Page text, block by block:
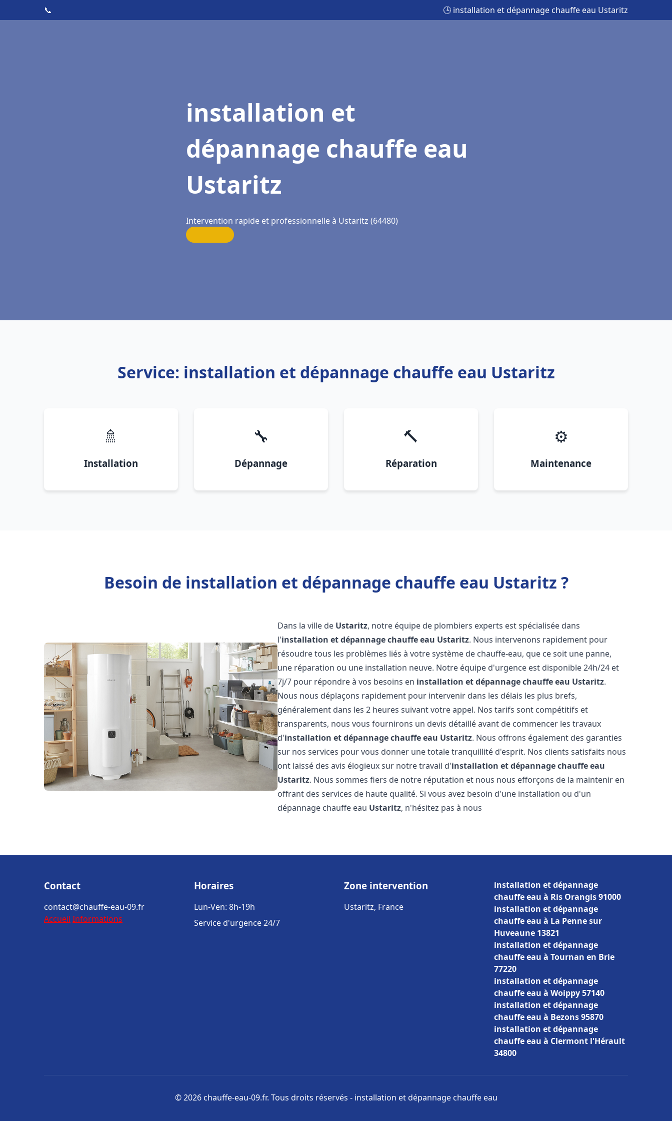
📞 🕒 installation et dépannage chauffe eau Ustaritz
installation et
dépannage chauffe eau
Ustaritz
Intervention rapide et professionnelle à Ustaritz (64480)
Service: installation et dépannage chauffe eau Ustaritz
🚿
Installation
🔧
Dépannage
🔨
Réparation
⚙️
Maintenance
Besoin de installation et dépannage chauffe eau Ustaritz ?
Dans la ville de Ustaritz, notre équipe de plombiers experts est spécialisée dans
l'installation et dépannage chauffe eau Ustaritz. Nous intervenons rapidement pour
résoudre tous les problèmes liés à votre système de chauffe-eau, que ce soit une panne,
une réparation ou une installation neuve. Notre équipe d'urgence est disponible 24h/24 et
7j/7 pour répondre à vos besoins en installation et dépannage chauffe eau Ustaritz.
Nous nous déplaçons rapidement pour intervenir dans les délais les plus brefs,
généralement dans les 2 heures suivant votre appel. Nos tarifs sont compétitifs et
transparents, nous vous fournirons un devis détaillé avant de commencer les travaux
d'installation et dépannage chauffe eau Ustaritz. Nous offrons également des garanties
sur nos services pour vous donner une totale tranquillité d'esprit. Nos clients satisfaits nous
ont laissé des avis élogieux sur notre travail d'installation et dépannage chauffe eau
Ustaritz. Nous sommes fiers de notre réputation et nous nous efforçons de la maintenir en
offrant des services de haute qualité. Si vous avez besoin d'une installation ou d'un
dépannage chauffe eau Ustaritz, n'hésitez pas à nous
Contact
contact@chauffe-eau-09.fr
Accueil Informations
Horaires
Lun-Ven: 8h-19h
Service d'urgence 24/7
Zone intervention
Ustaritz, France
installation et dépannage
chauffe eau à Ris Orangis 91000
installation et dépannage
chauffe eau à La Penne sur
Huveaune 13821
installation et dépannage
chauffe eau à Tournan en Brie
77220
installation et dépannage
chauffe eau à Woippy 57140
installation et dépannage
chauffe eau à Bezons 95870
installation et dépannage
chauffe eau à Clermont l'Hérault
34800
© 2026 chauffe-eau-09.fr. Tous droits réservés - installation et dépannage chauffe eau